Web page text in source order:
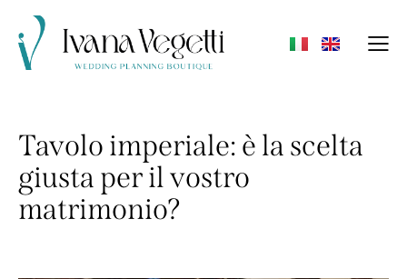
Tavolo imperiale: è la scelta
giusta per il vostro
matrimonio?